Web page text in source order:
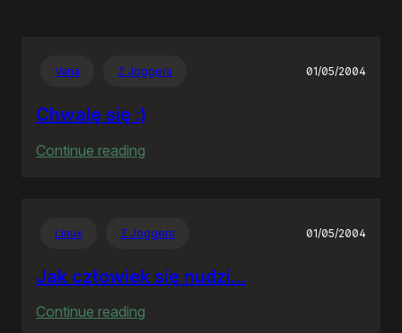
Varia Z Joggera 01/05/2004
Chwalę się :)
Continue reading
Linux Z Joggera 01/05/2004
Jak człowiek się nudzi…
Continue reading